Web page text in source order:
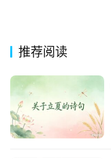
推荐阅读